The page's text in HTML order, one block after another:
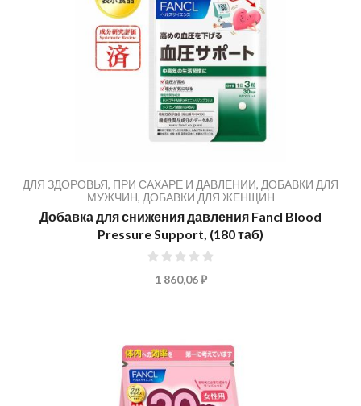
ДЛЯ ЗДОРОВЬЯ, ПРИ САХАРЕ И ДАВЛЕНИИ, ДОБАВКИ ДЛЯ
МУЖЧИН, ДОБАВКИ ДЛЯ ЖЕНЩИН
Добавка для снижения давления Fancl Blood
Pressure Support, (180 таб)
1 860,06 ₽